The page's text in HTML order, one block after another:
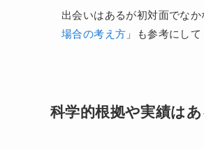
出会いはあるが初対面でな
場合の考え方 」も参考にして
科学的根拠や実績はあ